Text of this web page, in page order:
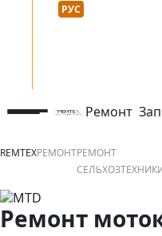
Язык сайта :
РУС
открыть или закрыть
Ремонт
REMTEXРЕМОНТРЕМОНТ
Ремонт